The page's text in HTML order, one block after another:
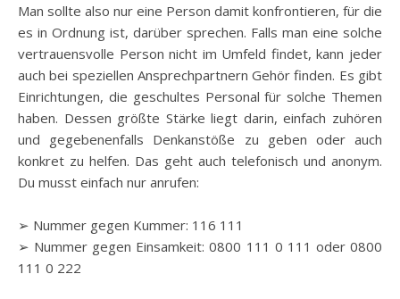
Man sollte also nur eine Person damit konfrontieren, für die
es in Ordnung ist, darüber sprechen. Falls man eine solche
vertrauensvolle Person nicht im Umfeld findet, kann jeder
auch bei speziellen Ansprechpartnern Gehör finden. Es gibt
Einrichtungen, die geschultes Personal für solche Themen
haben. Dessen größte Stärke liegt darin, einfach zuhören
und gegebenenfalls Denkanstöße zu geben oder auch
konkret zu helfen. Das geht auch telefonisch und anonym.
Du musst einfach nur anrufen:
➢ Nummer gegen Kummer: 116 111
➢ Nummer gegen Einsamkeit: 0800 111 0 111 oder 0800
111 0 222